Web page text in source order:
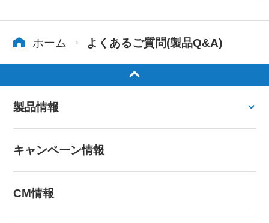
ホーム よくあるご質問(製品Q&A)
製品情報
キャンペーン情報
CM情報